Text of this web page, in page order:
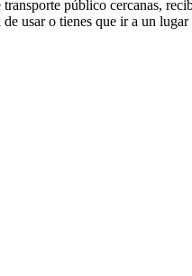
público cercanas,
usar o tienes que ir a un